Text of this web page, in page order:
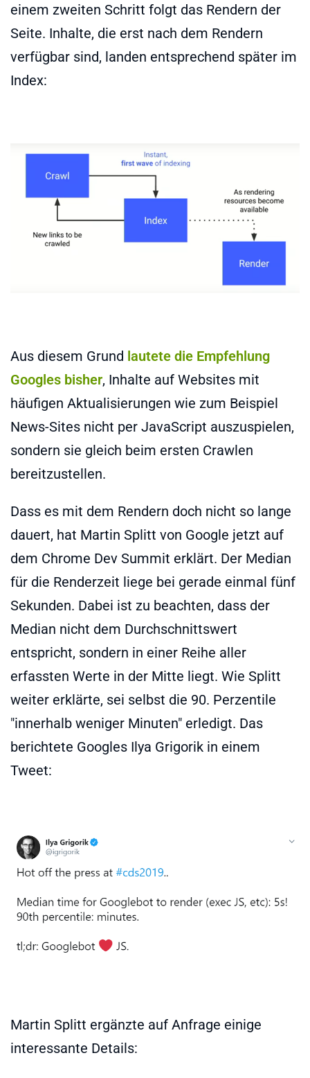
einem zweiten Schritt folgt das Rendern der
Seite. Inhalte, die erst nach dem Rendern
verfügbar sind, landen entsprechend später im
Index:
Aus diesem Grund lautete die Empfehlung
Googles bisher, Inhalte auf Websites mit
häufigen Aktualisierungen wie zum Beispiel
News-Sites nicht per JavaScript auszuspielen,
sondern sie gleich beim ersten Crawlen
bereitzustellen.
Dass es mit dem Rendern doch nicht so lange
dauert, hat Martin Splitt von Google jetzt auf
dem Chrome Dev Summit erklärt. Der Median
für die Renderzeit liege bei gerade einmal fünf
Sekunden. Dabei ist zu beachten, dass der
Median nicht dem Durchschnittswert
entspricht, sondern in einer Reihe aller
erfassten Werte in der Mitte liegt. Wie Splitt
weiter erklärte, sei selbst die 90. Perzentile
"innerhalb weniger Minuten" erledigt. Das
berichtete Googles Ilya Grigorik in einem
Tweet:
Martin Splitt ergänzte auf Anfrage einige
interessante Details: